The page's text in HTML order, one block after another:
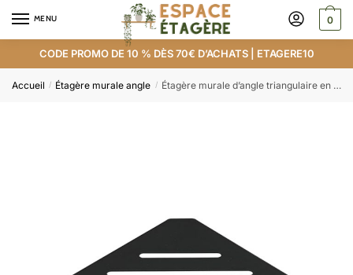
MENU 0
CODE PROMO DE 10 % DÈS 70€ D’ACHATS | ETAGERE10
Accueil / Étagère murale angle / Étagère murale d’angle triangulaire en acier inoxydable